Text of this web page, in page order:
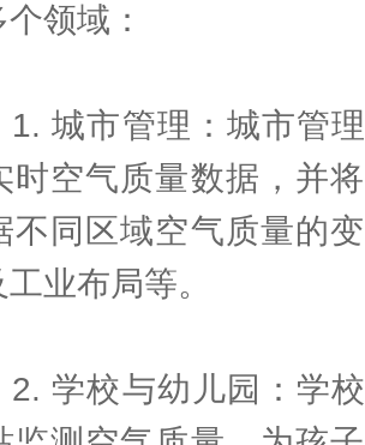
领域：
市管理：城市管理
时空气质量数据，并
不同区域空气质量的
业布局等。
校与幼儿园：学校